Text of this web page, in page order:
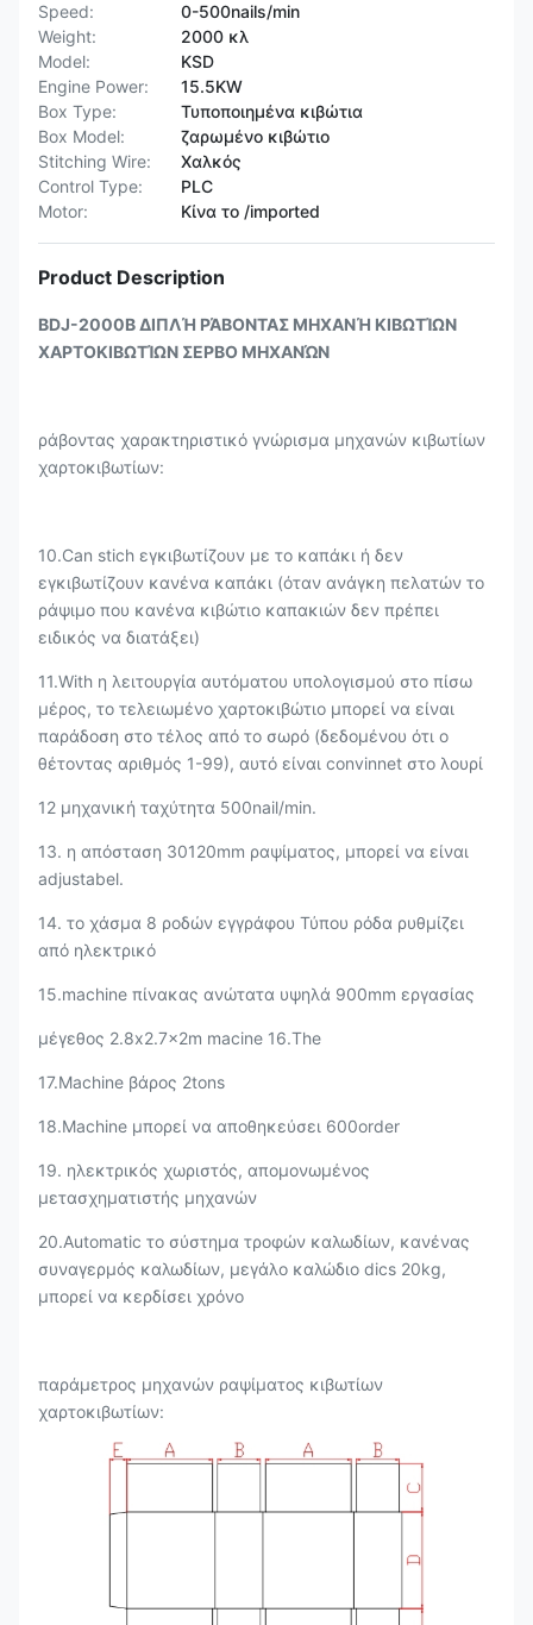
Speed:
0-500nails/min
Weight:
2000 κλ
Model:
KSD
Engine Power:
15.5KW
Box Type:
Τυποποιημένα κιβώτια
Box Model:
ζαρωμένο κιβώτιο
Stitching Wire:
Χαλκός
Control Type:
PLC
Motor:
Κίνα το /imported
Product Description
BDJ-2000B ΔΙΠΛΉ ΡΆΒΟΝΤΑΣ ΜΗΧΑΝΉ ΚΙΒΩΤΊΩΝ
ΧΑΡΤΟΚΙΒΩΤΊΩΝ ΣΕΡΒΟ ΜΗΧΑΝΏΝ
ράβοντας χαρακτηριστικό γνώρισμα μηχανών κιβωτίων
χαρτοκιβωτίων:
10.Can stich εγκιβωτίζουν με το καπάκι ή δεν
εγκιβωτίζουν κανένα καπάκι (όταν ανάγκη πελατών το
ράψιμο που κανένα κιβώτιο καπακιών δεν πρέπει
ειδικός να διατάξει)
11.With η λειτουργία αυτόματου υπολογισμού στο πίσω
μέρος, το τελειωμένο χαρτοκιβώτιο μπορεί να είναι
παράδοση στο τέλος από το σωρό (δεδομένου ότι ο
θέτοντας αριθμός 1-99), αυτό είναι convinnet στο λουρί
12 μηχανική ταχύτητα 500nail/min.
13. η απόσταση 30120mm ραψίματος, μπορεί να είναι
adjustabel.
14. το χάσμα 8 ροδών εγγράφου Τύπου ρόδα ρυθμίζει
από ηλεκτρικό
15.machine πίνακας ανώτατα υψηλά 900mm εργασίας
μέγεθος 2.8x2.7x2m macine 16.The
17.Machine βάρος 2tons
18.Machine μπορεί να αποθηκεύσει 600order
19. ηλεκτρικός χωριστός, απομονωμένος
μετασχηματιστής μηχανών
20.Automatic το σύστημα τροφών καλωδίων, κανένας
συναγερμός καλωδίων, μεγάλο καλώδιο dics 20kg,
μπορεί να κερδίσει χρόνο
παράμετρος μηχανών ραψίματος κιβωτίων
χαρτοκιβωτίων: